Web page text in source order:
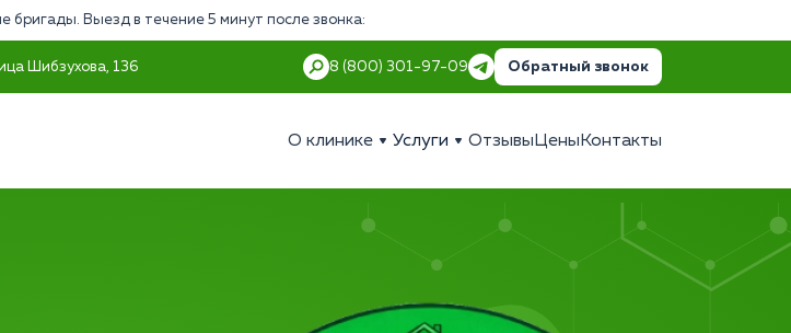
бригады. Выезд в течение 5 минут после звонка:
Шибзухова, 136 8 (800) 301-97-09 Обратный звонок
О клинике Услуги Отзывы Цены Контакты